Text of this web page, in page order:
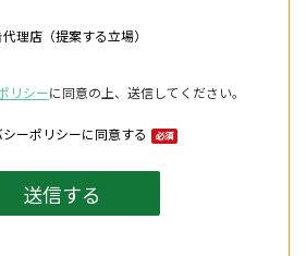
理店（提案する立場）
リシーに同意の上、送信してください。
ーポリシーに同意する 必須